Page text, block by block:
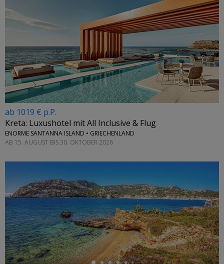
ab 1019 € p.P.
Kreta: Luxushotel mit All Inclusive & Flug
ENORME SANTANNA ISLAND • GRIECHENLAND
AB 15. AUGUST BIS 30. OKTOBER 2026
←